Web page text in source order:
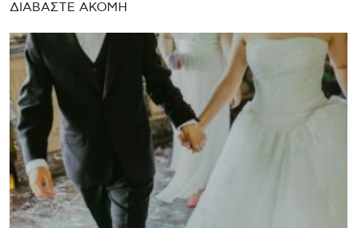
ΔΙΑΒΑΣΤΕ ΑΚΟΜΗ